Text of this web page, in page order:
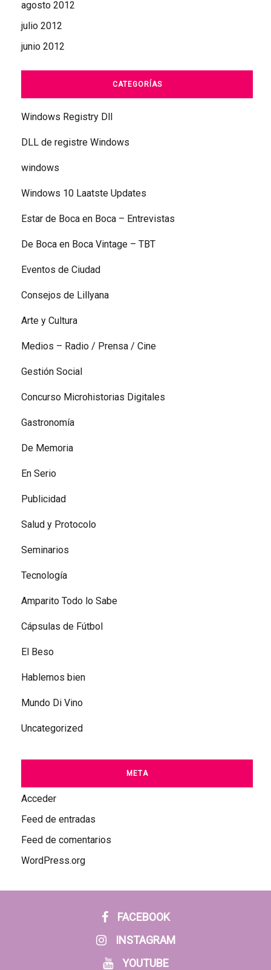
agosto 2012
julio 2012
junio 2012
CATEGORÍAS
Windows Registry Dll
DLL de registre Windows
windows
Windows 10 Laatste Updates
Estar de Boca en Boca – Entrevistas
De Boca en Boca Vintage – TBT
Eventos de Ciudad
Consejos de Lillyana
Arte y Cultura
Medios – Radio / Prensa / Cine
Gestión Social
Concurso Microhistorias Digitales
Gastronomía
De Memoria
En Serio
Publicidad
Salud y Protocolo
Seminarios
Tecnología
Amparito Todo lo Sabe
Cápsulas de Fútbol
El Beso
Hablemos bien
Mundo Di Vino
Uncategorized
META
Acceder
Feed de entradas
Feed de comentarios
WordPress.org
FACEBOOK
INSTAGRAM
YOUTUBE